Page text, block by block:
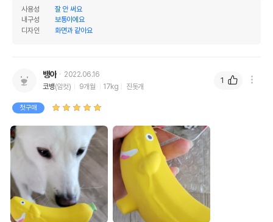
사용성
잘 안 써요
내구성
보통이에요
디자인
화면과 같아요
뱅아
2022.06.16
코뱅(암컷) 9개월 17kg 진돗개
첫구매
1